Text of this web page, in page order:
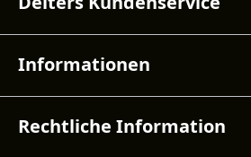
Informationen
Rechtliche Information